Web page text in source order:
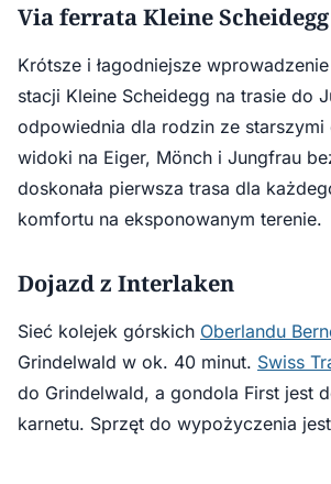
Via ferrata Kleine Scheidegg
Krótsze i łagodniejsze
stacji Kleine Scheidegg na trasie do
odpowiednia dla rodzin ze
widoki na Eiger, Mönch i Jungfrau
doskonała pierwsza trasa dla
komfortu na eksponowanym terenie.
Dojazd z Interlaken
Sieć kolejek górskich Oberlandu
Grindelwald w ok. 40 minut. Swiss
do Grindelwald, a gondola First jest
karnetu. Sprzęt do wypożyczenia